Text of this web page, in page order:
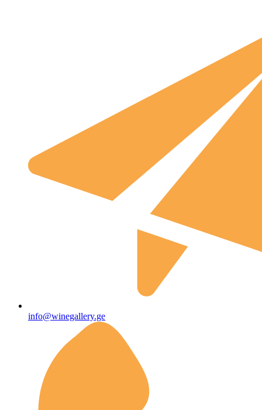
info@winegallery.ge